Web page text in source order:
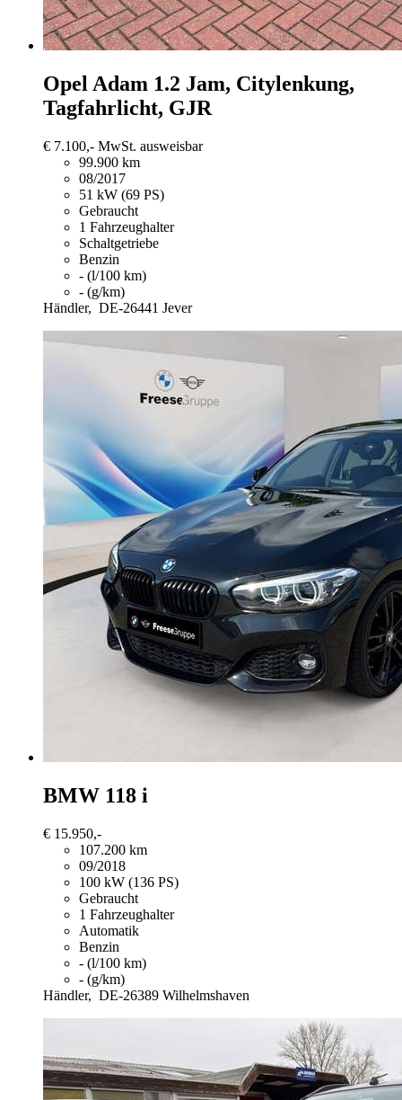
Opel Adam 1.2 Jam, Citylenkung,
Tagfahrlicht, GJR
€ 7.100,- MwSt. ausweisbar
99.900 km
08/2017
51 kW (69 PS)
Gebraucht
1 Fahrzeughalter
Schaltgetriebe
Benzin
- (l/100 km)
- (g/km)
Händler, DE-26441 Jever
BMW 118 i
€ 15.950,-
107.200 km
09/2018
100 kW (136 PS)
Gebraucht
1 Fahrzeughalter
Automatik
Benzin
- (l/100 km)
- (g/km)
Händler, DE-26389 Wilhelmshaven